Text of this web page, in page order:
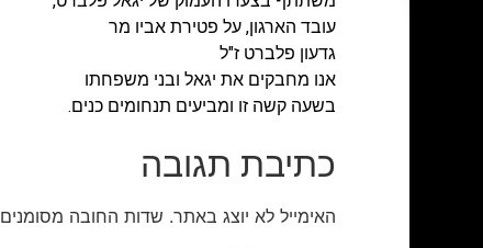
עובד הארגון, על פטירת אביו מר
גדעון פלברט ז"ל
אנו מחבקים את יגאל ובני משפחתו
בשעה קשה זו ומביעים תנחומים כנים.
כתיבת תגובה
האימייל לא יוצג באתר. שדות החובה מסומנים